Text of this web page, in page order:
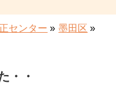
センター » 墨田区 »
・・